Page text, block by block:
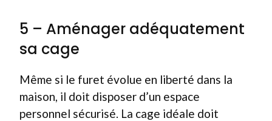
5 – Aménager adéquatement
sa cage
Même si le furet évolue en liberté dans la
maison, il doit disposer d’un espace
personnel sécurisé. La cage idéale doit